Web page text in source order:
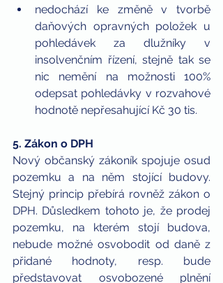
nedochází ke změně v tvorbě
daňových opravných položek u
pohledávek za dlužníky v
insolvenčním řízení, stejně tak se
nic nemění na možnosti 100%
odepsat pohledávky v rozvahové
hodnotě nepřesahující Kč 30 tis.
5. Zákon o DPH
Nový občanský zákoník spojuje osud
pozemku a na něm stojící budovy.
Stejný princip přebírá rovněž zákon o
DPH. Důsledkem tohoto je, že prodej
pozemku, na kterém stojí budova,
nebude možné osvobodit od daně z
přidané hodnoty, resp. bude
představovat osvobozené plnění